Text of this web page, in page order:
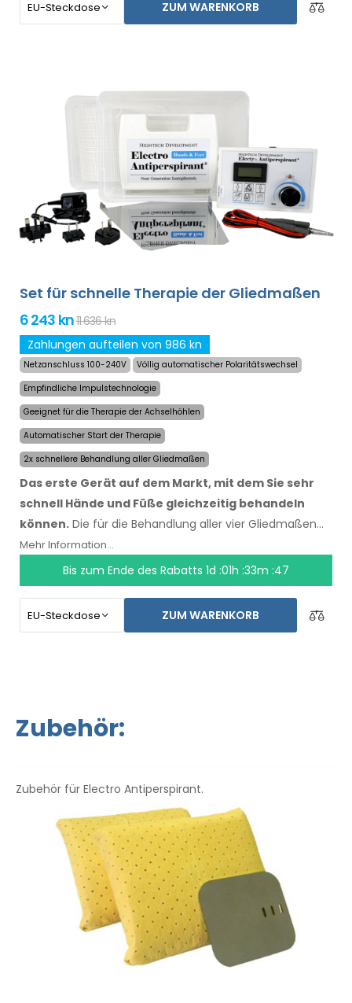
Sprache vor.
ZUM WARENKORB
Set für schnelle Therapie der Gliedmaßen
6 243 kn11 636 kn
Zahlungen aufteilen von 986 kn
Netzanschluss 100-240V
Völlig automatischer Polaritätswechsel
Empfindliche Impulstechnologie
Geeignet für die Therapie der Achselhöhlen
Automatischer Start der Therapie
2x schnellere Behandlung aller Gliedmaßen
Das erste Gerät auf dem Markt, mit dem Sie sehr
schnell Hände und Füße gleichzeitig behandeln
können. Die für die Behandlung aller vier Gliedmaßen
benötigte Zeit wurde um die Hälfte auf maximal 24
Minuten reduziert, Dauer und Geschwindigkeit der
Effekte blieben erhalten. Mit dem automatischen
Mehr Information...
Bis zum Ende des Rabatts 1d :01h :33m :47
ZUM WARENKORB
Zubehör:
Zubehör für Electro Antiperspirant.